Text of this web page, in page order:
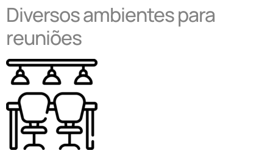
Diversos ambientes para
reuniões